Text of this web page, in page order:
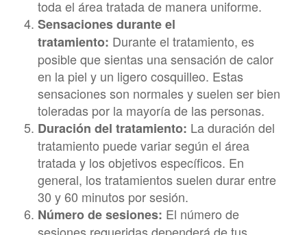
toda el área tratada de manera uniforme.
Sensaciones durante el
tratamiento: Durante el tratamiento, es
posible que sientas una sensación de calor
en la piel y un ligero cosquilleo. Estas
sensaciones son normales y suelen ser bien
toleradas por la mayoría de las personas.
Duración del tratamiento: La duración del
tratamiento puede variar según el área
tratada y los objetivos específicos. En
general, los tratamientos suelen durar entre
30 y 60 minutos por sesión.
Número de sesiones: El número de